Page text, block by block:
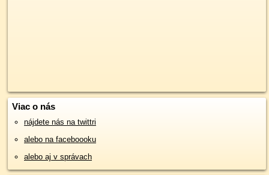
Viac o nás
nájdete nás na twittri
alebo na faceboooku
alebo aj v správach